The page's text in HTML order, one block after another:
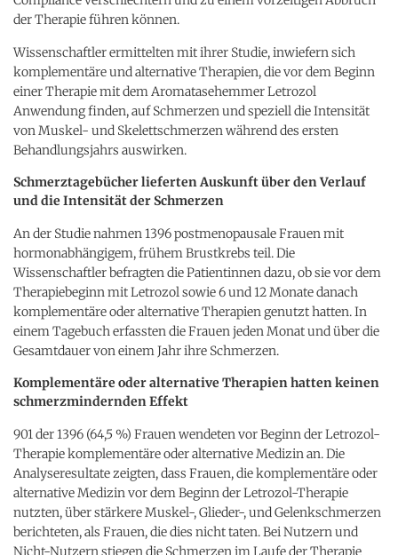
der Therapie führen können.
Wissenschaftler ermittelten mit ihrer Studie, inwiefern sich
komplementäre und alternative Therapien, die vor dem Beginn
einer Therapie mit dem Aromatasehemmer Letrozol
Anwendung finden, auf Schmerzen und speziell die Intensität
von Muskel- und Skelettschmerzen während des ersten
Behandlungsjahrs auswirken.
Schmerztagebücher lieferten Auskunft über den Verlauf
und die Intensität der Schmerzen
An der Studie nahmen 1396 postmenopausale Frauen mit
hormonabhängigem, frühem Brustkrebs teil. Die
Wissenschaftler befragten die Patientinnen dazu, ob sie vor dem
Therapiebeginn mit Letrozol sowie 6 und 12 Monate danach
komplementäre oder alternative Therapien genutzt hatten. In
einem Tagebuch erfassten die Frauen jeden Monat und über die
Gesamtdauer von einem Jahr ihre Schmerzen.
Komplementäre oder alternative Therapien hatten keinen
schmerzmindernden Effekt
901 der 1396 (64,5 %) Frauen wendeten vor Beginn der Letrozol-
Therapie komplementäre oder alternative Medizin an. Die
Analyseresultate zeigten, dass Frauen, die komplementäre oder
alternative Medizin vor dem Beginn der Letrozol-Therapie
nutzten, über stärkere Muskel-, Glieder-, und Gelenkschmerzen
berichteten, als Frauen, die dies nicht taten. Bei Nutzern und
Nicht-Nutzern stiegen die Schmerzen im Laufe der Therapie